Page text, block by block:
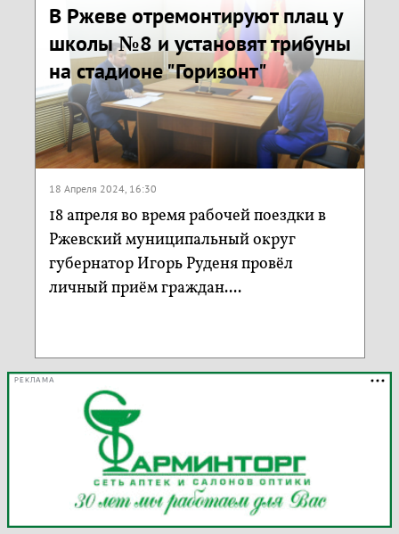
В Ржеве отремонтируют плац у
школы №8 и установят трибуны
на стадионе "Горизонт"
18 Апреля 2024, 16:30
18 апреля во время рабочей поездки в
Ржевский муниципальный округ
губернатор Игорь Руденя провёл
личный приём граждан....
РЕКЛАМА